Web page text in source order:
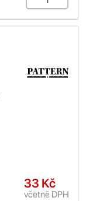
33 Kč
včetně DPH